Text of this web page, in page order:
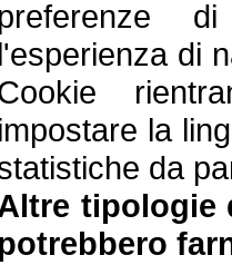
l'esperienza di
impostare la
da
tipologie
potrebbero